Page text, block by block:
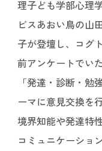
理子ども学部心理
ビスあおい鳥の山
子が登壇し、コグ
前アンケートでい
「発達・診断・勉
ーマに意見交換を
境界知能や発達特
コミュニケーショ